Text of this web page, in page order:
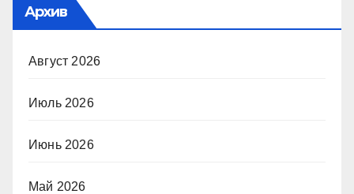
Архив
Август 2026
Июль 2026
Июнь 2026
Май 2026